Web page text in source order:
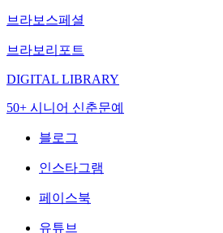
브라보스페셜
브라보리포트
DIGITAL LIBRARY
50+ 시니어 신춘문예
블로그
인스타그램
페이스북
유튜브